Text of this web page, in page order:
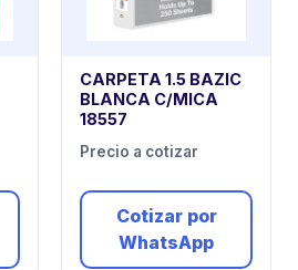
CARPETA 1.5 BAZIC
BLANCA C/MICA
18557
Precio a cotizar
Cotizar por
WhatsApp